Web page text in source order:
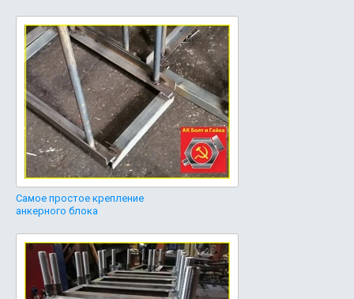
Самое простое крепление
анкерного блока